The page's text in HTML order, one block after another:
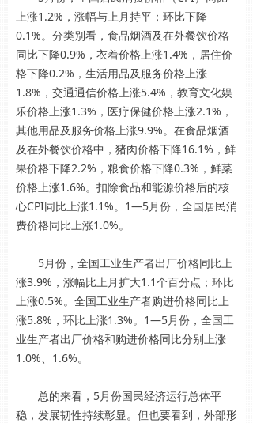
上涨1.2%，涨幅与上月持平；环比下降
0.1%。分类别看，食品烟酒及在外餐饮价格
同比下降0.9%，衣着价格上涨1.4%，居住价
格下降0.2%，生活用品及服务价格上涨
1.8%，交通通信价格上涨5.4%，教育文化娱
乐价格上涨1.3%，医疗保健价格上涨2.1%，
其他用品及服务价格上涨9.9%。在食品烟酒
及在外餐饮价格中，猪肉价格下降16.1%，鲜
果价格下降2.2%，粮食价格下降0.3%，鲜菜
价格上涨1.6%。扣除食品和能源价格后的核
心CPI同比上涨1.1%。1—5月份，全国居民消
费价格同比上涨1.0%。
5月份，全国工业生产者出厂价格同比上
涨3.9%，涨幅比上月扩大1.1个百分点；环比
上涨0.5%。全国工业生产者购进价格同比上
涨5.8%，环比上涨1.3%。1—5月份，全国工
业生产者出厂价格和购进价格同比分别上涨
1.0%、1.6%。
总的来看，5月份国民经济运行总体平
稳，发展韧性持续彰显。但也要看到，外部形